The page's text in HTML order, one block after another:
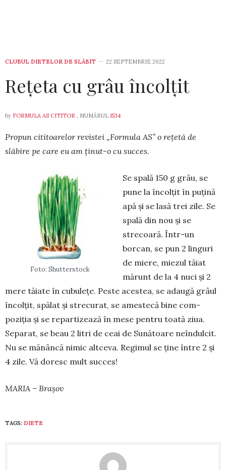
CLUBUL DIETELOR DE SLĂBIT 22 SEPTEMBRIE 2022
Rețeta cu grâu încolțit
by FORMULA AS CITITOR , NUMĂRUL 1534
Propun cititoarelor revistei „For­mula AS” o rețetă de
slăbire pe care eu am ți­nut-o cu succes.
Foto: Shutterstock
Se spală 150 g grâu, se
pune la în­col­țit în puțină
apă și se lasă trei zile. Se
spală din nou și se
strecoară. În­tr-un
borcan, se pun 2 linguri
de mie­re, mie­zul tăiat
mărunt de la 4 nuci și 2
mere tăiate în cubulețe. Pe­ste acestea, se ada­ugă grâul
în­colțit, spălat și stre­cu­rat, se amestecă bine com­
poziția și se repartizează în mese pen­tru toa­tă ziua.
Separat, se beau 2 litri de ceai de Su­nă­toare neîndulcit.
Nu se mănâncă nimic altceva. Regimul se ține între 2 și
4 zile. Vă do­resc mult succes!
MARIA – Brașov
TAGS: DIETE